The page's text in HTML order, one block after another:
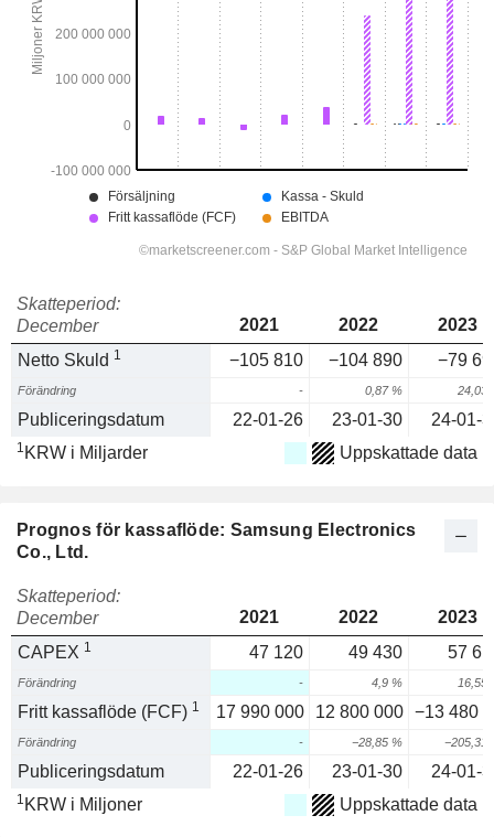
Skatteperiod:
December
2021 2022
2023
Netto Skuld 1 −105 810 −104 890 −79
Förändring - 0,87 % 24,03
Publiceringsdatum 22-01-26 23-01-30 24-01-
1 KRW i Miljarder Uppskattade data
Prognos för kassaflöde: Samsung Electronics
Co., Ltd.
Skatteperiod:
December
2021 2022
2023
CAPEX 1 47 120 49 430 57
Förändring - 4,9 % 16,55
Fritt kassaflöde (FCF) 1 17 990 000 12 800 000 −13 480
Förändring - −28,85 % −205,31
Publiceringsdatum 22-01-26 23-01-30 24-01-
1 KRW i Miljoner Uppskattade data